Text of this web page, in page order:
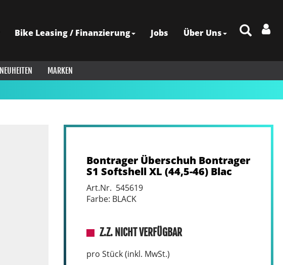
Bike Leasing / Finanzierung Jobs Über Uns
NEUHEITEN
MARKEN
Bontrager Überschuh Bontrager
S1 Softshell XL (44,5-46) Blac
Art.Nr. 545619
Farbe: BLACK
Z.Z. NICHT VERFÜGBAR
pro Stück (inkl. MwSt.)